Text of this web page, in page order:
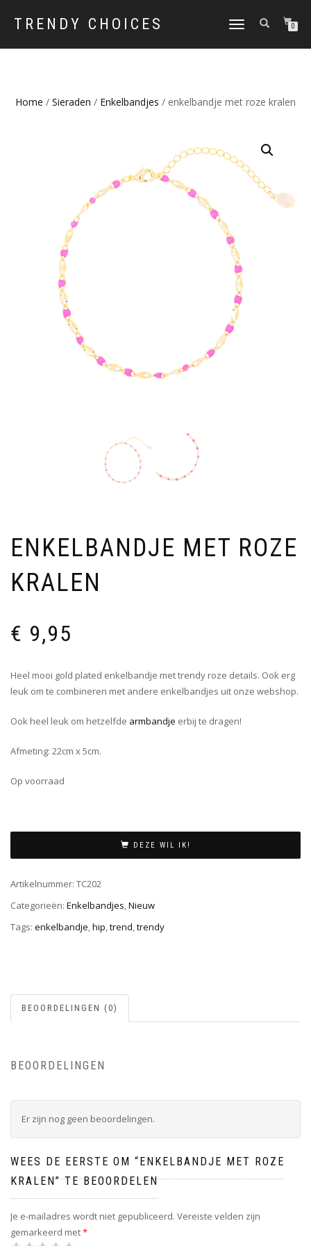
TRENDY CHOICES
SCHAKEL
MENU
0
Home / Sieraden / Enkelbandjes / enkelbandje met roze kralen
ENKELBANDJE MET ROZE
KRALEN
€ 9,95
Heel mooi gold plated enkelbandje met trendy roze details. Ook erg
leuk om te combineren met andere enkelbandjes uit onze webshop.
Ook heel leuk om hetzelfde armbandje erbij te dragen!
Afmeting: 22cm x 5cm.
Op voorraad
DEZE WIL IK!
Artikelnummer: TC202
Categorieën: Enkelbandjes,Nieuw
Tags: enkelbandje,hip,trend,trendy
BEOORDELINGEN (0)
BEOORDELINGEN
Er zijn nog geen beoordelingen.
WEES DE EERSTE OM “ENKELBANDJE MET ROZE
KRALEN” TE BEOORDELEN
Je e-mailadres wordt niet gepubliceerd. Vereiste velden zijn
gemarkeerd met*